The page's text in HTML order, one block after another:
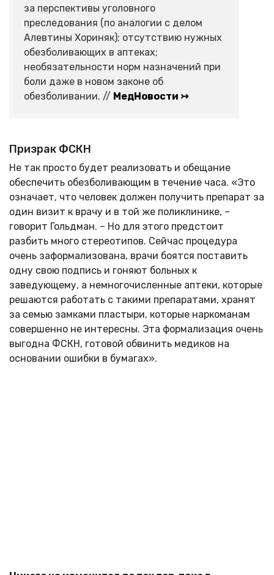
за перспективы уголовного
преследования (по аналогии с делом
Алевтины Хориняк); отсутствию нужных
обезболивающих в аптеках;
необязательности норм назначений при
боли даже в новом законе об
обезболивании. // МедНовости ↣
Призрак ФСКН
Не так просто будет реализовать и обещание
обеспечить обезболивающим в течение часа. «Это
означает, что человек должен получить препарат за
один визит к врачу и в той же поликлинике, –
говорит Гольдман. – Но для этого предстоит
разбить много стереотипов. Сейчас процедура
очень заформализована, врачи боятся поставить
одну свою подпись и гоняют больных к
заведующему, а немногочисленные аптеки, которые
решаются работать с такими препаратами, хранят
за семью замками пластыри, которые наркоманам
совершенно не интересны. Эта формализация очень
выгодна ФСКН, готовой обвинить медиков на
основании ошибки в бумагах».